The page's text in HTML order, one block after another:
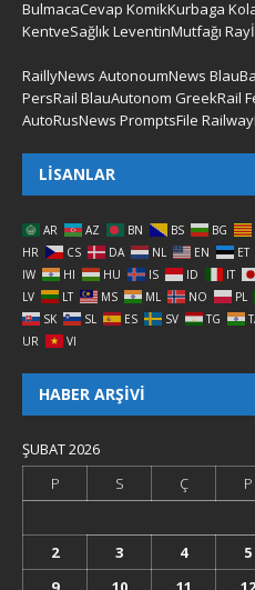
BulmacaCevap KomikKurbaga
KentveSağlıkLeventinMutfağı
RaillyNews AutonoumNews
PersRail BlauAutonom GreekRail
AutoRusNews PromptsFile
LISANLAR
AR AZ BN BS BG
HR
CS DA NL EN ET
IW
HI HU IS ID IT
LV
LT MS ML NO PL
SK
SL ES SV TG
UR
VI
HABER ARŞIVI
ŞUBAT 2026
P
S Ç P
2
3 4 5